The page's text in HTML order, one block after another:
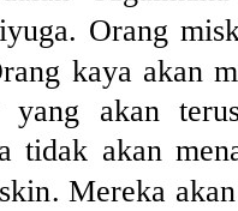
Orang
kaya akan
yang akan
tidak akan
Mereka